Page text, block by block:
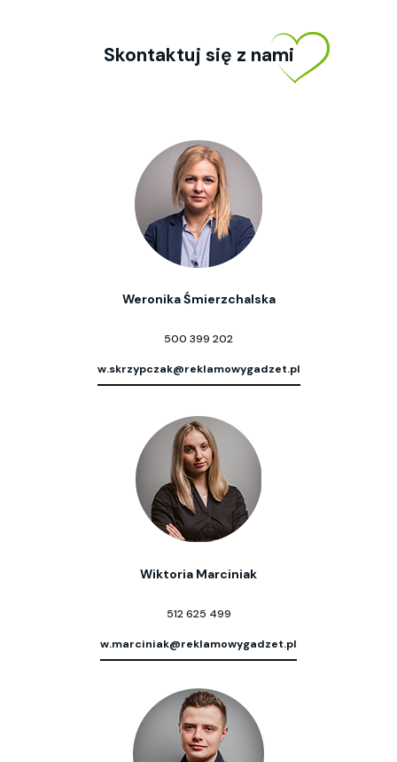
Skontaktuj się z nami
Weronika Śmierzchalska
500 399 202
w.skrzypczak@reklamowygadzet.pl
Wiktoria Marciniak
512 625 499
w.marciniak@reklamowygadzet.pl